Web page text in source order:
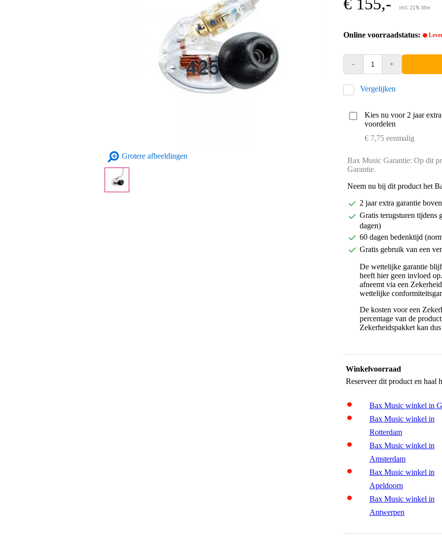
Grotere afbeeldingen
€ 155,- incl. 21% btw
Online voorraadstatus:
- +
Vergelijken
Kies nu voor 2 jaar
voordelen
€ 7,75 eenmalig
Bax Music Garantie: Op dit
Garantie.
Neem nu bij dit product het
2 jaar extra garantie
Gratis terugsturen tijdens
dagen)
60 dagen bedenktijd
Gratis gebruik van een
De wettelijke garantie
heeft hier geen invloed
afneemt via een
wettelijke
De kosten voor een
percentage van de
Zekerheidspakket kan
Winkelvoorraad
Reserveer dit product en haal
Bax Music winkel in
Bax Music winkel in
Rotterdam
Bax Music winkel in
Amsterdam
Bax Music winkel in
Apeldoorn
Bax Music winkel in
Antwerpen